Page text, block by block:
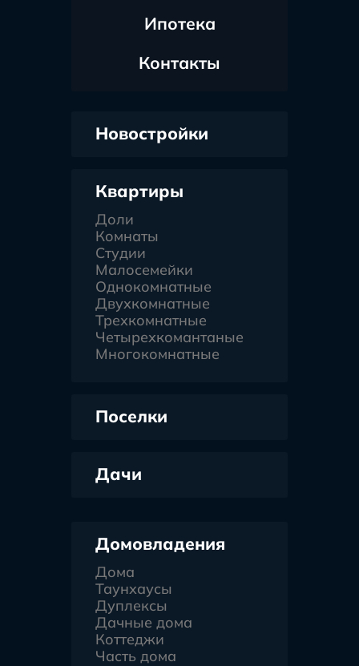
Ипотека
Контакты
Новостройки
Квартиры
Доли
Комнаты
Студии
Малосемейки
Однокомнатные
Двухкомнатные
Трехкомнатные
Четырехкомантаные
Многокомнатные
Поселки
Дачи
Домовладения
Дома
Таунхаусы
Дуплексы
Дачные дома
Коттеджи
Часть дома